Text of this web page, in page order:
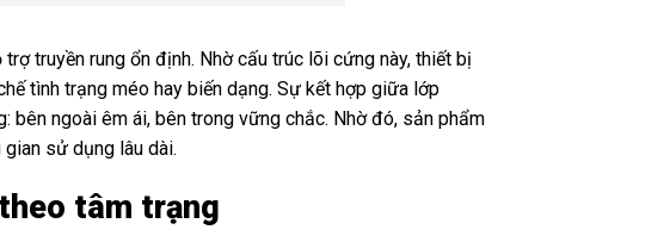
truyền rung ổn định. Nhờ cấu trúc lõi cứng này, thiết bị
tình trạng méo hay biến dạng. Sự kết hợp giữa lớp
ngoài êm ái, bên trong vững chắc. Nhờ đó, sản phẩm
sử dụng lâu dài.
tâm trạng